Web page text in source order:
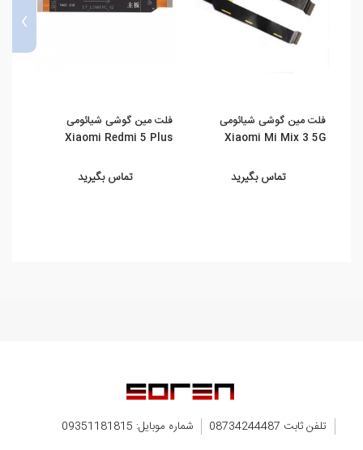
فلت مین گوشی شیائومی
Xiaomi Mi Mix 3 5G
تماس بگیرید
فلت مین گوشی شیائومی
Xiaomi Redmi 5 Plus
تماس بگیرید
›
تلفن ثابت 08734244487
شماره موبایل: 09351181815